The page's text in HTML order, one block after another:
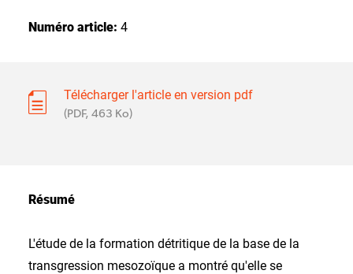
Numéro article: 4
Télécharger l'article en version pdf
(PDF, 463 Ko)
Résumé
L'étude de la formation détritique de la base de la
transgression mesozoïque a montré qu'elle se